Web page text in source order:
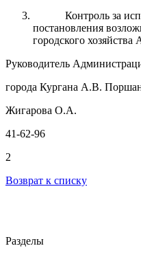
Контроль за
постановления
городского
Руководитель
города Кургана А.В.
Жигарова О.А.
41-62-96
2
Возврат к списку
Разделы